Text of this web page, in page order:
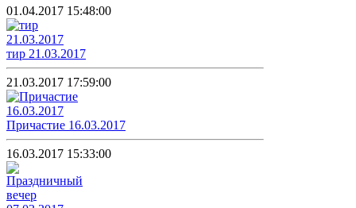
01.04.2017 15:48:00
тир 21.03.2017
21.03.2017 17:59:00
Причастие 16.03.2017
16.03.2017 15:33:00